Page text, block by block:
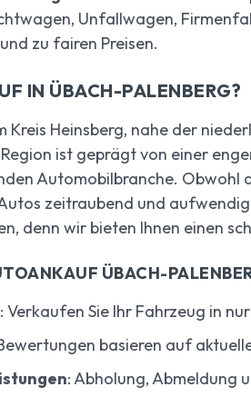
Unfallwagen,
zu fairen Preisen.
IN ÜBACH-PALENBERG?
Kreis Heinsberg, nahe der
ist geprägt von einer
Automobilbranche. Obwohl
zeitraubend und
denn wir bieten Ihnen einen
ÜBACH-
: Verkaufen Sie Ihr Fahrzeug in
basieren auf
: Abholung, Abmeldung